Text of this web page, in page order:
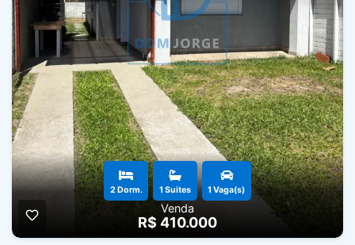
2 Dorm. 1 Suites 1 Vaga(s)
Venda
R$ 410.000